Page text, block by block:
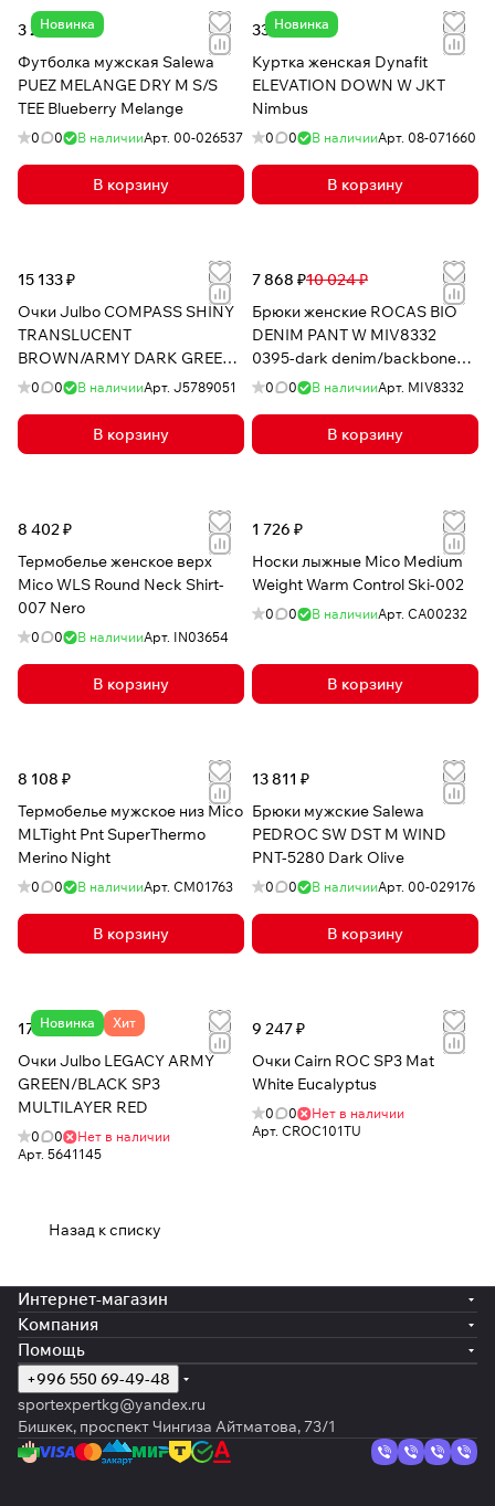
Новинка
3 242 ₽
Футболка мужская Salewa
PUEZ MELANGE DRY M S/S
TEE Blueberry Melange
0 0 В наличииАрт. 00-026537
В корзину
Новинка
33 306 ₽
Куртка женская Dynafit
ELEVATION DOWN W JKT
Nimbus
0 0 В наличииАрт. 08-071660
В корзину
15 133 ₽
Очки Julbo COMPASS SHINY
TRANSLUCENT
BROWN/ARMY DARK GREEN
SP3 POLARIZED
0 0 В наличииАрт. J5789051
В корзину
7 868 ₽10 024 ₽
Брюки женские ROCAS BIO
DENIM PANT W MIV8332
0395-dark denim/backboneY
/pes/co/el
0 0 В наличииАрт. MIV8332
В корзину
8 402 ₽
Термобелье женское верх
Mico WLS Round Neck Shirt-
007 Nero
0 0 В наличииАрт. IN03654
В корзину
1 726 ₽
Носки лыжные Mico Medium
Weight Warm Control Ski-002
0 0 В наличииАрт. CA00232
В корзину
8 108 ₽
Термобелье мужское низ Mico
MLTight Pnt SuperThermo
Merino Night
0 0 В наличииАрт. CM01763
В корзину
13 811 ₽
Брюки мужские Salewa
PEDROC SW DST M WIND
PNT-5280 Dark Olive
0 0 В наличииАрт. 00-029176
В корзину
Новинка Хит
17 227 ₽
Очки Julbo LEGACY ARMY
GREEN/BLACK SP3
MULTILAYER RED
0 0
Нет в наличии
Арт. 5641145
9 247 ₽
Очки Cairn ROC SP3 Mat
White Eucalyptus
0 0
Нет в наличии
Арт. CROC101TU
Назад к списку
Интернет-магазин
Компания
Помощь
+996 550 69-49-48
sportexpertkg@yandex.ru
Бишкек, проспект Чингиза Айтматова, 73/1